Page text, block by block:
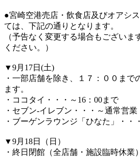
●宮崎空港売店・飲食店及びオアシ
ては、下記の通りとなります。
（予告なく変更する場合もございま
ください。）
▼9月17日(土)
・一部店舗を除き、１７：００まで
ます。
・ココタイ・・・～16：00まで
・セブン-イレブン・・・～通常営業
・ブーゲンラウンジ「ひなた」・・
▼9月18日（日）
・終日閉館（全店舗・施設臨時休業）